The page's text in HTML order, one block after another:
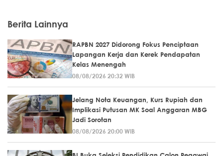
Berita Lainnya
RAPBN 2027 Didorong Fokus Penciptaan
Lapangan Kerja dan Kerek Pendapatan
Kelas Menengah
08/08/2026 20:32 WIB
Jelang Nota Keuangan, Kurs Rupiah dan
Implikasi Putusan MK Soal Anggaran MBG
Jadi Sorotan
08/08/2026 20:00 WIB